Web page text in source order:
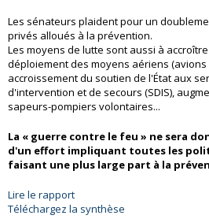
Les sénateurs plaident pour un
privés alloués à la prévention.
Les moyens de lutte sont aussi à
déploiement des moyens aériens
accroissement du soutien de l'État aux
d'intervention et de secours (SDIS),
sapeurs-pompiers volontaires...
La « guerre contre le feu » ne sera
d'un effort impliquant toutes les
faisant une plus large part à la
Lire le rapport
Téléchargez la synthèse